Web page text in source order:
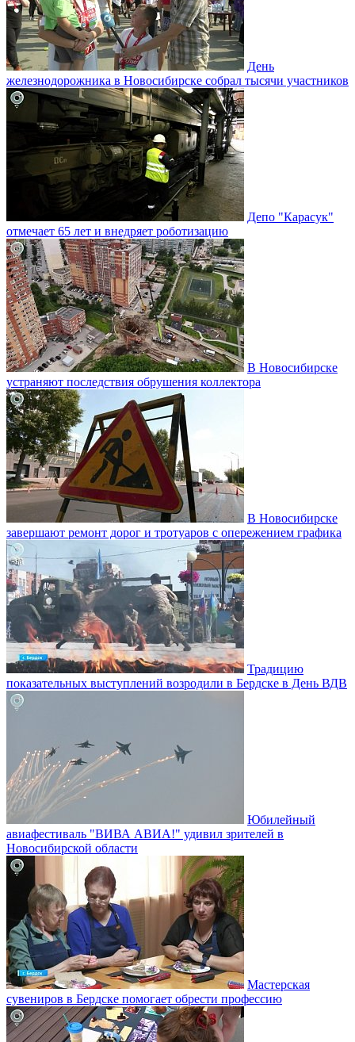
День
железнодорожника в Новосибирске собрал тысячи участников
Депо "Карасук"
отмечает 65 лет и внедряет роботизацию
В Новосибирске
устраняют последствия обрушения коллектора
В Новосибирске
завершают ремонт дорог и тротуаров с опережением графика
Традицию
показательных выступлений возродили в Бердске в День ВДВ
Юбилейный
авиафестиваль "ВИВА АВИА!" удивил зрителей в
Новосибирской области
Мастерская
сувениров в Бердске помогает обрести профессию